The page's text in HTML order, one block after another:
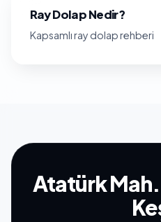
Ray Dolap Nedir?
Kapsamlı ray dolap rehberi
Atatürk